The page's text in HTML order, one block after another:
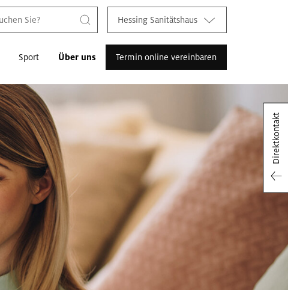
Hessing Sanitätshaus
Sport Über uns Termin online vereinbaren
Direktkontakt